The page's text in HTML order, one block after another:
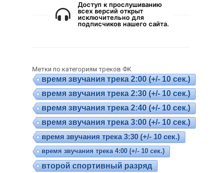
Доступ к прослушиванию
всех версий открыт
исключительно для
подписчиков нашего сайта.
Метки по категориям треков ФК
время звучания трека 2:00 (+/- 10 сек.)
время звучания трека 2:30 (+/- 10 сек.)
время звучания трека 2:40 (+/- 10 сек.)
время звучания трека 3:00 (+/- 10 сек.)
время звучания трека 3:30 (+/- 10 сек.)
время звучания трека 4:00 (+/- 10 сек.)
второй спортивный разряд